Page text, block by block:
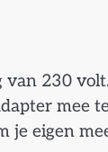
230
mee
je eigen